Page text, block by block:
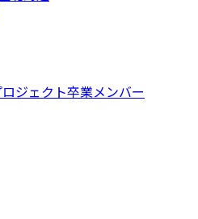
ジェクト卒業メンバー